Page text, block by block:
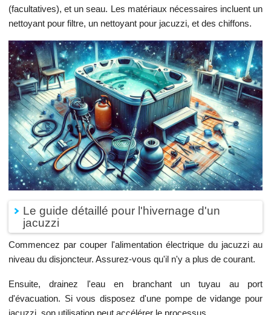
(facultatives), et un seau. Les matériaux nécessaires incluent un
nettoyant pour filtre, un nettoyant pour jacuzzi, et des chiffons.
Le guide détaillé pour l'hivernage d'un
jacuzzi
Commencez par couper l'alimentation électrique du jacuzzi au
niveau du disjoncteur. Assurez-vous qu'il n'y a plus de courant.
Ensuite, drainez l'eau en branchant un tuyau au port
d'évacuation. Si vous disposez d'une pompe de vidange pour